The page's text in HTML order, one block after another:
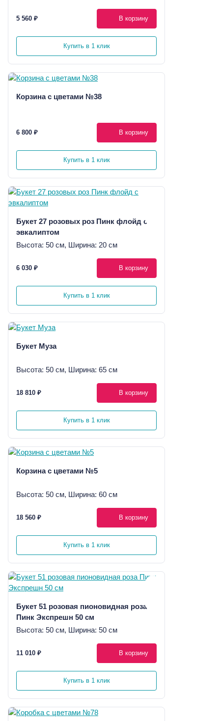
5 560 ₽ В корзину
Купить в 1 клик
Корзина с цветами №38
6 800 ₽ В корзину
Купить в 1 клик
Букет 27 розовых роз Пинк флойд с
эвкалиптом
Высота: 50 см, Ширина: 20 см
6 030 ₽ В корзину
Купить в 1 клик
Букет Муза
Высота: 50 см, Ширина: 65 см
18 810 ₽ В корзину
Купить в 1 клик
Корзина с цветами №5
Высота: 50 см, Ширина: 60 см
18 560 ₽ В корзину
Купить в 1 клик
Букет 51 розовая пионовидная роза
Пинк Экспрешн 50 см
Высота: 50 см, Ширина: 50 см
11 010 ₽ В корзину
Купить в 1 клик